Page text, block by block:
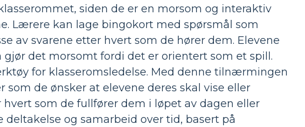
siden de er en morsom og interaktiv
Lærere kan lage bingokort med spørsmål som
av svarene etter hvert som de hører dem. Elevene
det morsomt fordi det er orientert som et spill.
for klasseromsledelse. Med denne tilnærmingen
de ønsker at elevene deres skal vise eller
som de fullfører dem i løpet av dagen eller
og samarbeid over tid, basert på